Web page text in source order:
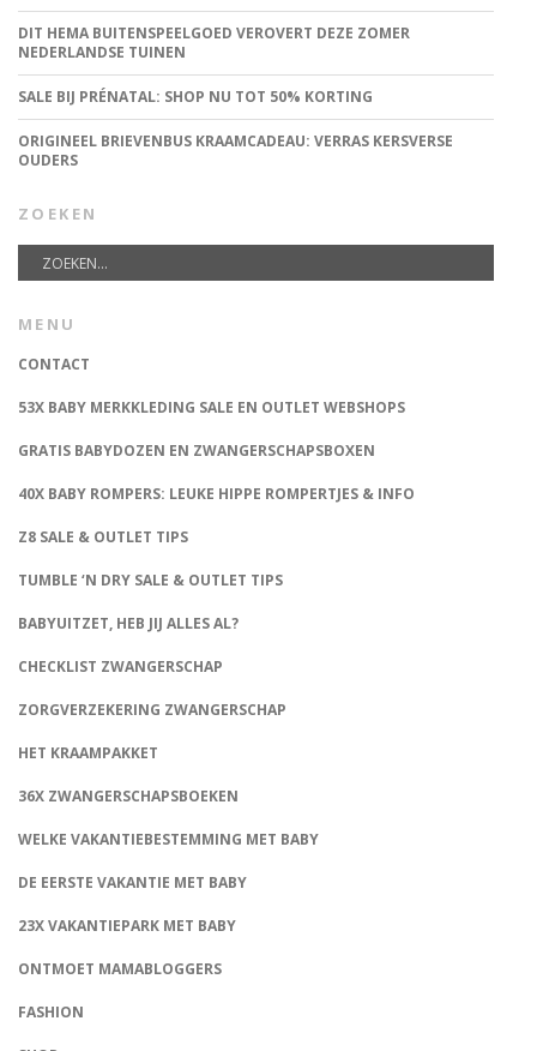
DIT HEMA BUITENSPEELGOED VEROVERT DEZE ZOMER
NEDERLANDSE TUINEN
SALE BIJ PRÉNATAL: SHOP NU TOT 50% KORTING
ORIGINEEL BRIEVENBUS KRAAMCADEAU: VERRAS KERSVERSE
OUDERS
ZOEKEN
MENU
CONTACT
53X BABY MERKKLEDING SALE EN OUTLET WEBSHOPS
GRATIS BABYDOZEN EN ZWANGERSCHAPSBOXEN
40X BABY ROMPERS: LEUKE HIPPE ROMPERTJES & INFO
Z8 SALE & OUTLET TIPS
TUMBLE ‘N DRY SALE & OUTLET TIPS
BABYUITZET, HEB JIJ ALLES AL?
CHECKLIST ZWANGERSCHAP
ZORGVERZEKERING ZWANGERSCHAP
HET KRAAMPAKKET
36X ZWANGERSCHAPSBOEKEN
WELKE VAKANTIEBESTEMMING MET BABY
DE EERSTE VAKANTIE MET BABY
23X VAKANTIEPARK MET BABY
ONTMOET MAMABLOGGERS
FASHION